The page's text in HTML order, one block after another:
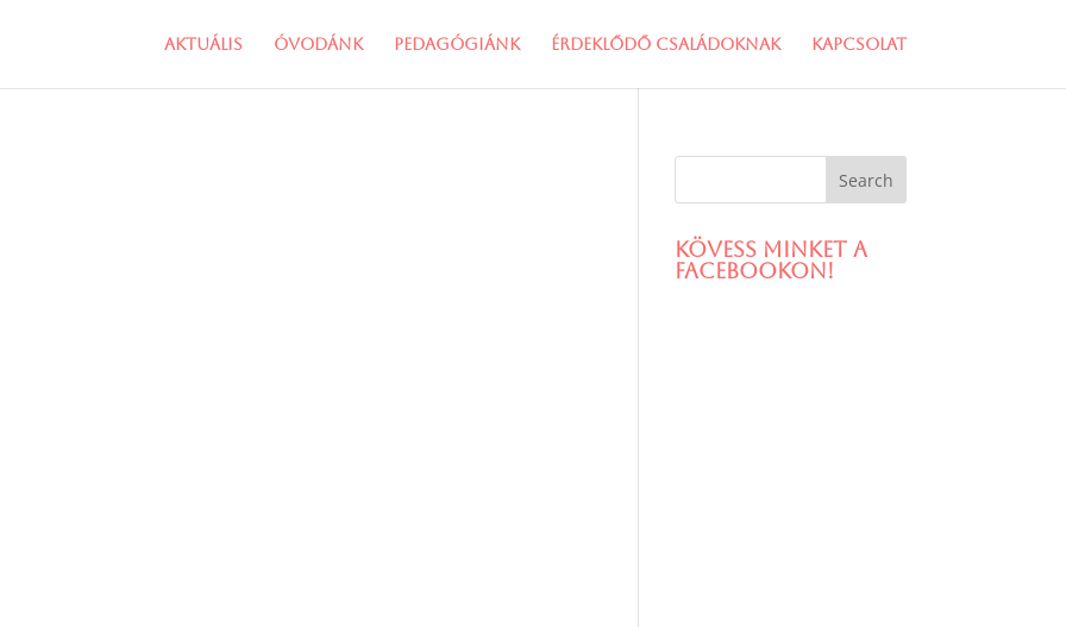
Aktuális Óvodánk Pedagógiánk Érdeklődő családoknak Kapcsolat
Kövess minket a
facebookon!